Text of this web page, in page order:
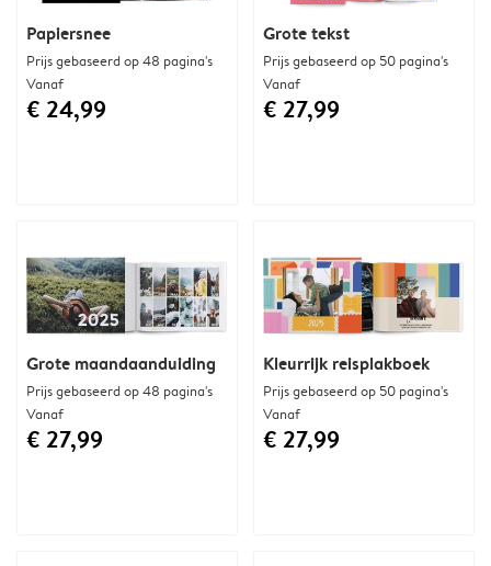
Kleurrijk reisplakboek
Prijs gebaseerd op 50 pagina's
Vanaf
€ 27,99
Grote maandaanduiding
Prijs gebaseerd op 48 pagina's
Vanaf
€ 27,99
Papiersnee
Prijs gebaseerd op 48 pagina's
Vanaf
€ 24,99
Grote tekst
Prijs gebaseerd op 50 pagina's
Vanaf
€ 27,99